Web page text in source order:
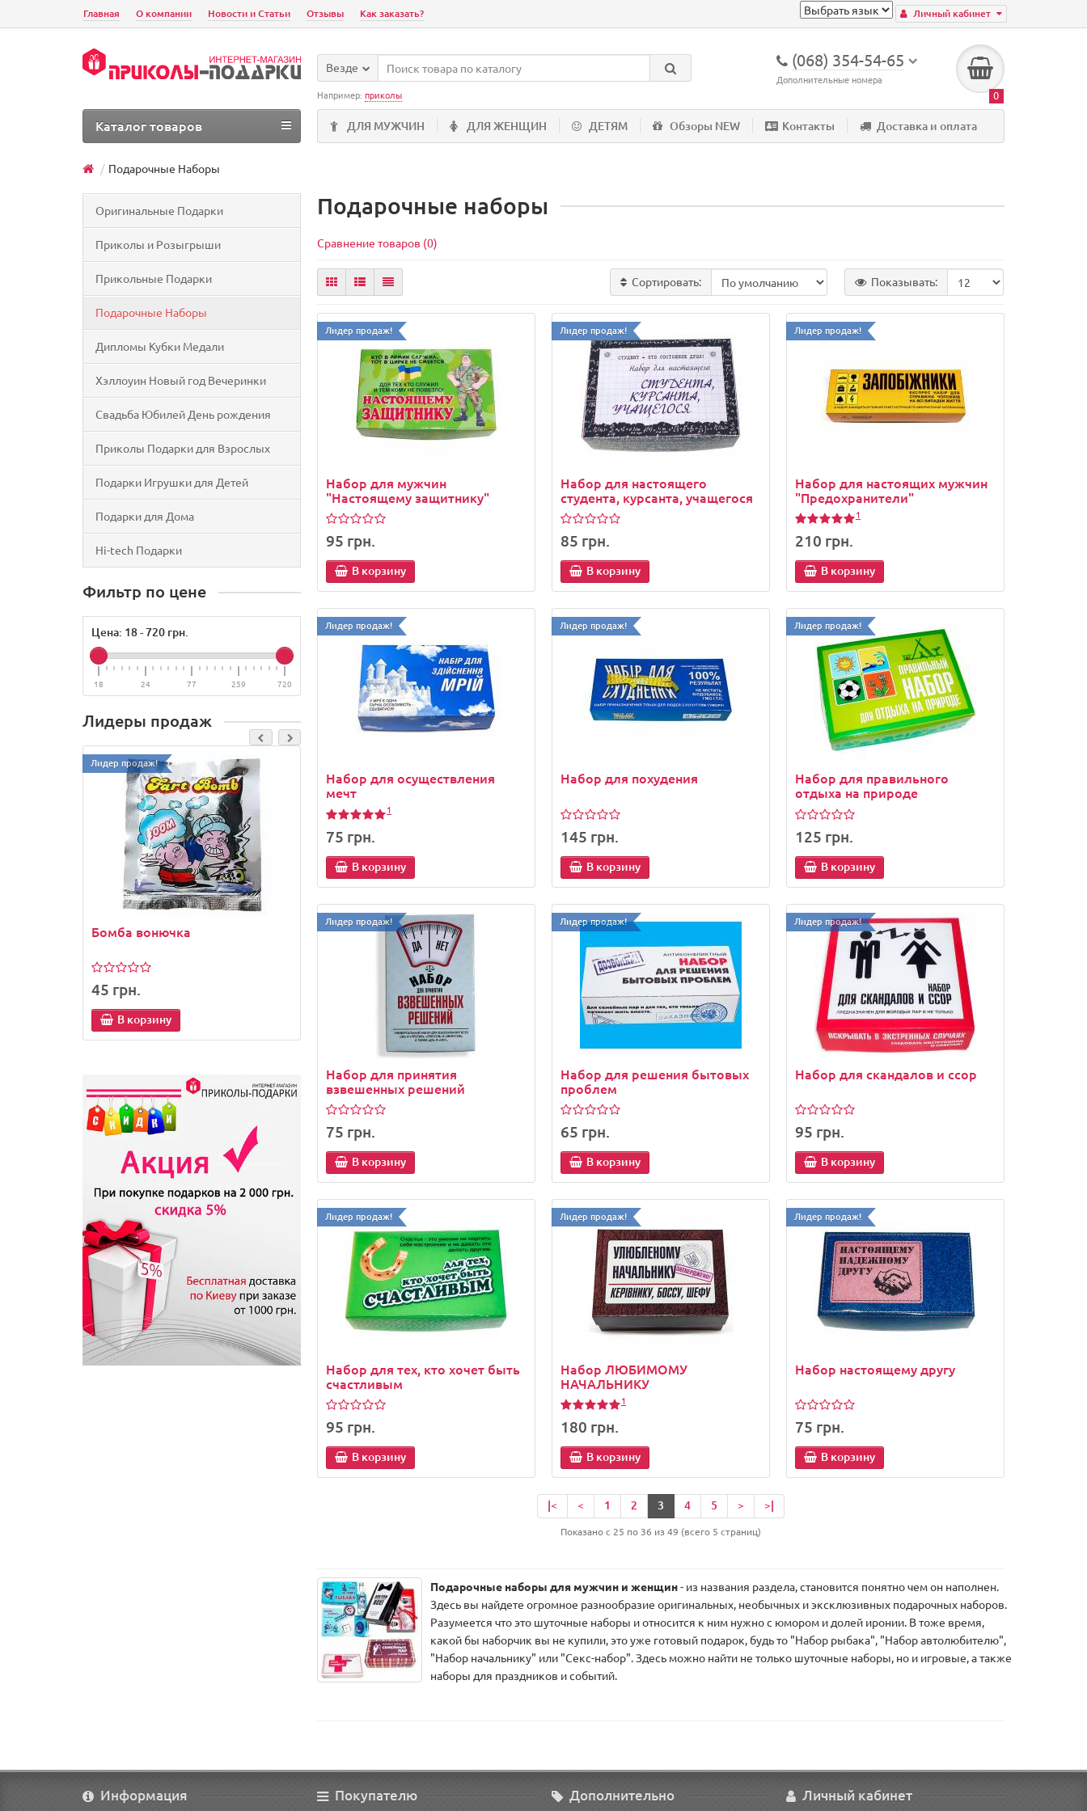
Личный кабинет
Главная О компании Новости и Статьи Отзывы Как заказать?
(068) 354-54-65
Дополнительные номера
0
Везде
Например: приколы
ДЛЯ МУЖЧИН ДЛЯ ЖЕНЩИН ДЕТЯМ Обзоры NEW Контакты Доставка и оплата
Каталог товаров
Подарочные Наборы
Оригинальные Подарки
Приколы и Розыгрыши
Прикольные Подарки
Подарочные Наборы
Дипломы Кубки Медали
Хэллоуин Новый год Вечеринки
Свадьба Юбилей День рождения
Приколы Подарки для Взрослых
Подарки Игрушки для Детей
Подарки для Дома
Hi-tech Подарки
Фильтр по цене
Цена: 18-720 грн.
18 24 77 259 720
Лидеры продаж
Лидер продаж!
Бомба вонючка
45 грн.
В корзину
Держатель для мобильного
телефона Руки OK Stand
В корзину
Бутафорская какашка - прикол
65 грн.
В корзину
Петарды Чеснок "Furor Po-Po"
бомбочки
26 грн.
В корзину
Подарочные наборы
Сравнение товаров (0)
Сортировать: Показывать:
Лидер продаж!
Набор для мужчин
"Настоящему защитнику"
95 грн.
В корзину
Лидер продаж!
Набор для настоящего
студента, курсанта, учащегося
85 грн.
В корзину
Лидер продаж!
Набор для настоящих мужчин
"Предохранители"
1
210 грн.
В корзину
Лидер продаж!
Набор для осуществления
мечт
1
75 грн.
В корзину
Лидер продаж!
Набор для похудения
145 грн.
В корзину
Лидер продаж!
Набор для правильного
отдыха на природе
125 грн.
В корзину
Лидер продаж!
Набор для принятия
взвешенных решений
75 грн.
В корзину
Лидер продаж!
Набор для решения бытовых
проблем
65 грн.
В корзину
Лидер продаж!
Набор для скандалов и ссор
95 грн.
В корзину
Лидер продаж!
Набор для тех, кто хочет быть
счастливым
95 грн.
В корзину
Лидер продаж!
Набор ЛЮБИМОМУ
НАЧАЛЬНИКУ
1
180 грн.
В корзину
Лидер продаж!
Набор настоящему другу
75 грн.
В корзину
|< < 1 2 3 4 5 > >|
Показано с 25 по 36 из 49 (всего 5 страниц)
Подарочные наборы для мужчин и женщин- из названия раздела, становится понятно чем он наполнен.
Здесь вы найдете огромное разнообразие оригинальных, необычных и эксклюзивных подарочных наборов.
Разумеется что это шуточные наборы и относится к ним нужно с юмором и долей иронии. В тоже время,
какой бы наборчик вы не купили, это уже готовый подарок, будь то "Набор рыбака", "Набор автолюбителю",
"Набор начальнику" или "Секс-набор". Здесь можно найти не только шуточные наборы, но и игровые, а также
наборы для праздников и событий.
Информация Покупателю Дополнительно Личный кабинет